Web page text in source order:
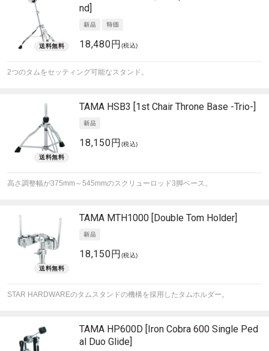
nd]
18,480円 (税込)
2つのタムをセッティング可能なスタンド。
TAMA HSB3 [1st Chair Throne Base -Trio-]
18,150円 (税込)
高さ調整幅が375mm～545mmのスクリューロッド3脚ベース。
TAMA MTH1000 [Double Tom Holder]
18,150円 (税込)
STAR HARDWAREのタムスタンドの機構を採用したタムホルダー。
TAMA HP600D [Iron Cobra 600 Single Ped
al Duo Glide]